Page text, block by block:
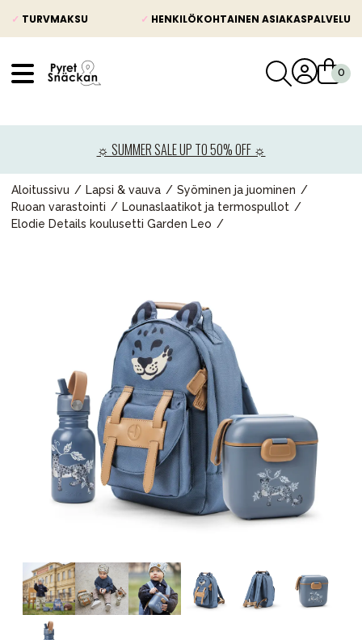
✓ TURVMAKSU ✓ HENKILÖKOHTAINEN ASIAKASPALVELU
☼ SUMMER SALE UP TO 50% OFF ☼
Aloitussivu Lapsi & vauva
Syöminen ja juominen
Ruoan varastointi
Lounaslaatikot ja termospullot
Elodie Details koulusetti Garden Leo
Lastenvaunut
Lasten turvaistuimet
Vauvan paketti
Äiti & Isä
Huonekalut & vuodevaatteet
Tarvikkeet
Varaosat
Kampanjat
Lahjavinkkejä
Suosikit
Tavaramerkit
Aurinko ja uinti Outlet
Opas